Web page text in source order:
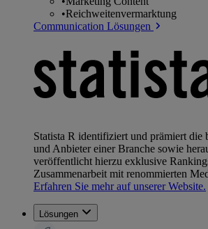
•Reichweitenvermarktung
Communication Lösungen
Statista R identifiziert und prämiert die
und Anbieter einer Branche sowie
veröffentlicht hierzu exklusive
Zusammenarbeit mit renommierten
Erfahren Sie mehr auf unserer Website.
Lösungen